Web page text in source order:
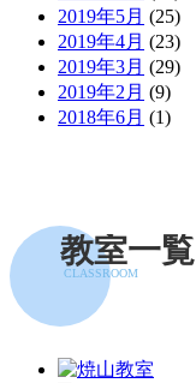
2019年5月 (25)
2019年4月 (23)
2019年3月 (29)
2019年2月 (9)
2018年6月 (1)
教室一覧
CLASSROOM